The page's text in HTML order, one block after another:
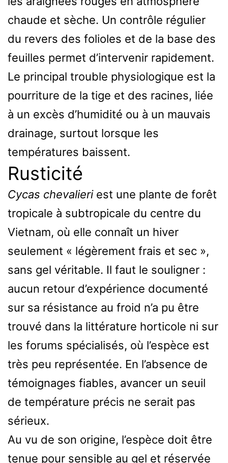
chaude et sèche. Un contrôle régulier
du revers des folioles et de la base des
feuilles permet d’intervenir rapidement.
Le principal trouble physiologique est la
pourriture de la tige et des racines, liée
à un excès d’humidité ou à un mauvais
drainage, surtout lorsque les
températures baissent.
Rusticité
Cycas chevalieriest une plante de forêt
tropicale à subtropicale du centre du
Vietnam, où elle connaît un hiver
seulement « légèrement frais et sec »,
sans gel véritable. Il faut le souligner :
aucun retour d’expérience documenté
sur sa résistance au froid n’a pu être
trouvé dans la littérature horticole ni sur
les forums spécialisés, où l’espèce est
très peu représentée. En l’absence de
témoignages fiables, avancer un seuil
de température précis ne serait pas
sérieux.
Au vu de son origine, l’espèce doit être
tenue pour sensible au gel et réservée